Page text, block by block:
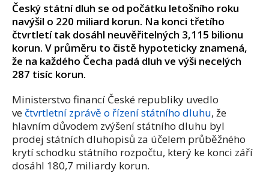
Český státní dluh se od počátku letošního roku
navýšil o 220 miliard korun. Na konci třetího
čtvrtletí tak dosáhl neuvěřitelných 3,115 bilionu
korun. V průměru to čistě hypoteticky znamená,
že na každého Čecha padá dluh ve výši necelých
287 tisíc korun.
Ministerstvo financí České republiky uvedlo
ve čtvrtletní zprávě o řízení státního dluhu, že
hlavním důvodem zvýšení státního dluhu byl
prodej státních dluhopisů za účelem průběžného
krytí schodku státního rozpočtu, který ke konci září
dosáhl 180,7 miliardy korun.